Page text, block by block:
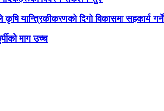
कृषि यान्त्रिकीकरणको दिगो विकासमा सहकार्य गर्ने
माग उच्च